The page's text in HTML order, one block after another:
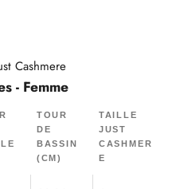
Cashmere
- Femme
TOUR
DE
BASSIN
(CM)
TAILLE
JUST
CASHMER
E